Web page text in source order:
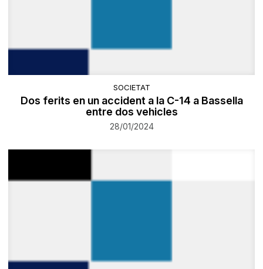
SOCIETAT
Dos ferits en un accident a la C-14 a Bassella
entre dos vehicles
28/01/2024